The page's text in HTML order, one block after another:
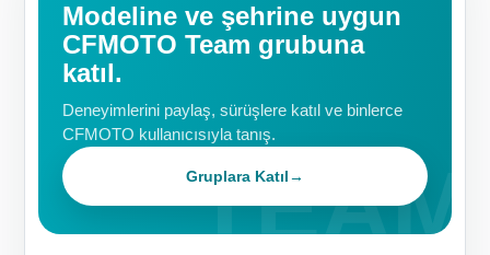
Modeline ve şehrine uygun
CFMOTO Team grubuna
katıl.
Deneyimlerini paylaş, sürüşlere katıl ve binlerce
CFMOTO kullanıcısıyla tanış.
Gruplara Katıl→